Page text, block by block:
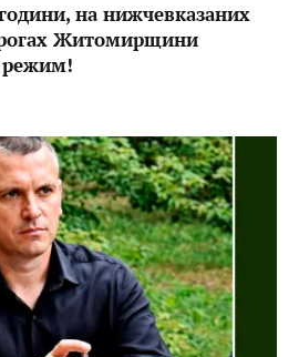
на нижчевказаних
Житомирщини
режим!